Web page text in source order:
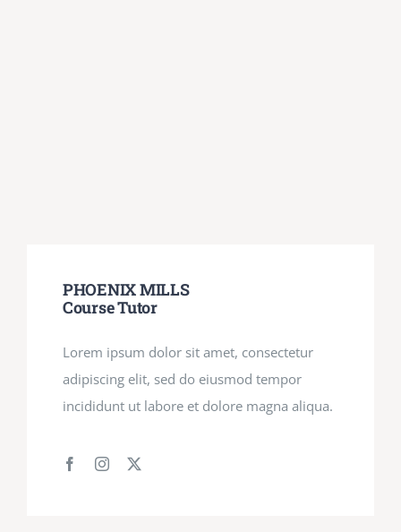
PHOENIX MILLS
Course Tutor
Lorem ipsum dolor sit amet, consectetur
adipiscing elit, sed do eiusmod tempor
incididunt ut labore et dolore magna aliqua.